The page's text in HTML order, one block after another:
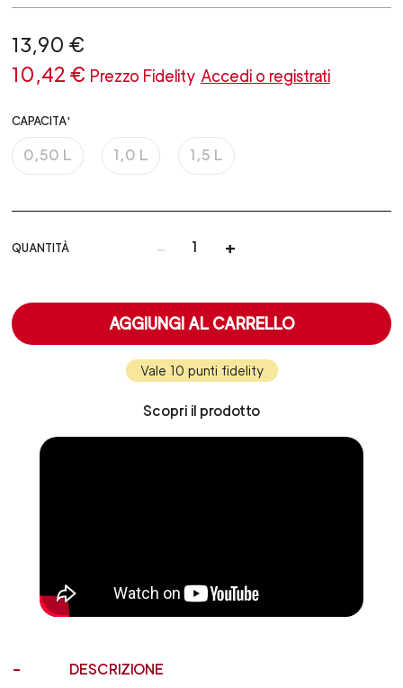
13,90 €
10,42 € Prezzo Fidelity Accedi o registrati
CAPACITA'
0,50 L 1,0 L 1,5 L
QUANTITÀ - +
AGGIUNGI AL CARRELLO
Vale 10 punti fidelity
Scopri il prodotto
DESCRIZIONE